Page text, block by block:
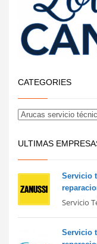
CATEGORIES
ULTIMAS
Servicio
Servicio
Servicio